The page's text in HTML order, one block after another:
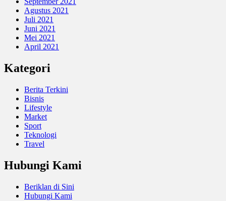
Agustus 2021
Juli 2021
Juni 2021
Mei 2021
April 2021
Kategori
Berita Terkini
Bisnis
Lifestyle
Market
Sport
Teknologi
Travel
Hubungi Kami
Beriklan di Sini
Hubungi Kami